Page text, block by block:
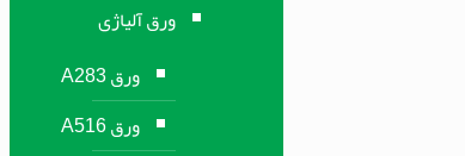
ورق آلیاژی
ورق A283
ورق A516